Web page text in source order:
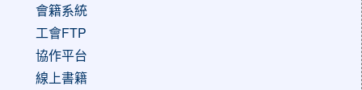
會籍系統
工會FTP
協作平台
線上書籍